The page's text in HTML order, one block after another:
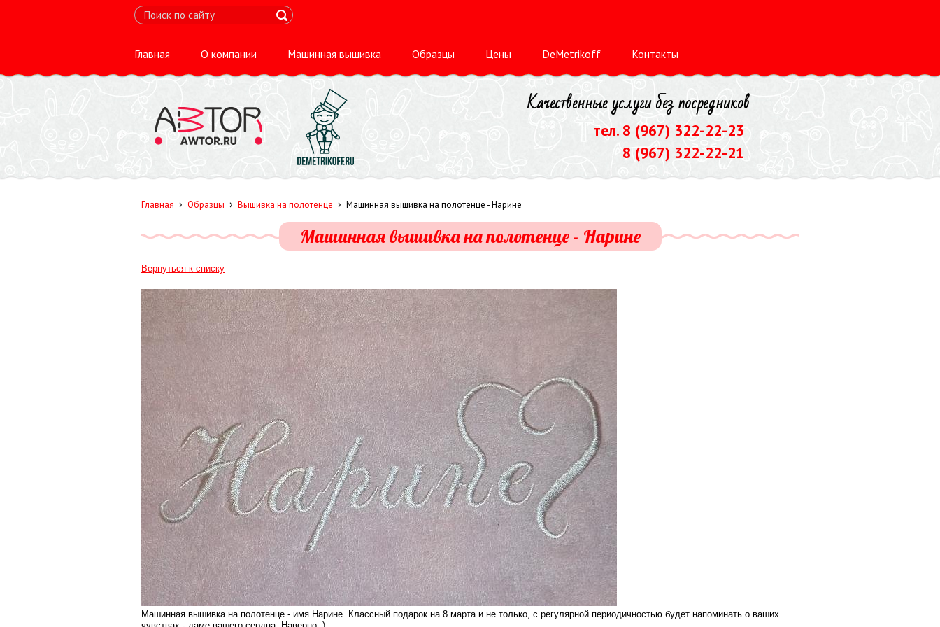
Главная О компании Машинная вышивка Образцы Цены DeMetrikoff Контакты
Качественные услуги без посредников
тел. 8 (967) 322-22-23
8 (967) 322-22-21
Главная › Образцы › Вышивка на полотенце › Машинная вышивка на полотенце - Нарине
Машинная вышивка на полотенце - Нарине
Вернуться к списку
Машинная вышивка на полотенце - имя Нарине. Классный подарок на 8 марта и не только, с регулярной периодичностью будет напоминать о ваших